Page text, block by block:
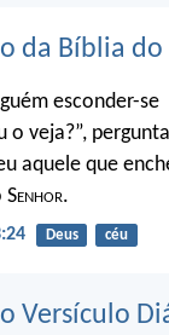
da Bíblia do
esconder-se
o veja?”,
aquele que
Senhor.
Deus céu
Versículo